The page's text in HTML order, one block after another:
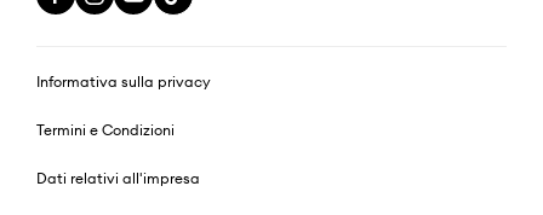
Informativa sulla privacy
Termini e Condizioni
Dati relativi all'impresa